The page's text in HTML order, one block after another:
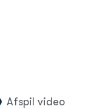
Afspil video